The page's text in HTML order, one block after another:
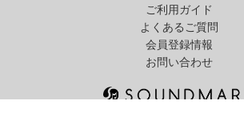
ご利用ガイド
よくあるご質問
会員登録情報
お問い合わせ